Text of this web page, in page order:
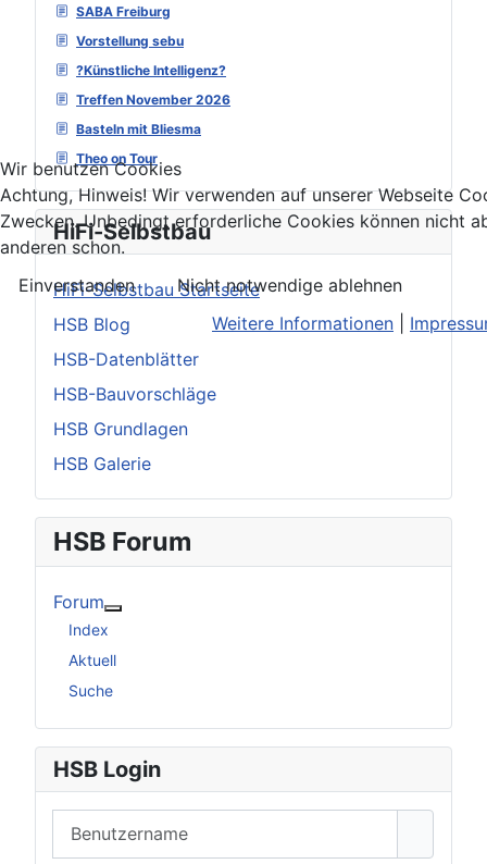
SABA Freiburg
Vorstellung sebu
?Künstliche Intelligenz?
Treffen November 2026
Basteln mit Bliesma
Theo on Tour
HiFi-Selbstbau
HiFi-Selbstbau Startseite
HSB Blog
HSB-Datenblätter
HSB-Bauvorschläge
HSB Grundlagen
HSB Galerie
HSB Forum
Forum
Index
Aktuell
Suche
HSB Login
Wir benutzen Cookies
Achtung, Hinweis! Wir verwenden auf unserer Webseite
Zwecken. Unbedingt erforderliche Cookies können nicht
anderen schon.
Einverstanden
Nicht notwendige ablehnen
Weitere Informationen